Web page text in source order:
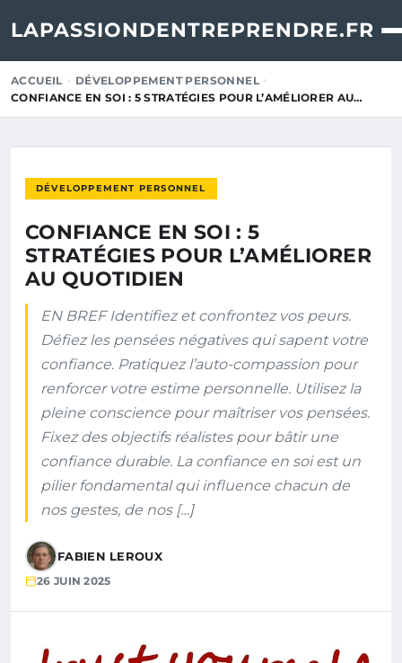
LAPASSIONDENTREPRENDRE.FR
ACCUEIL
DÉVELOPPEMENT PERSONNEL
CONFIANCE EN SOI : 5 STRATÉGIES POUR L’AMÉLIORER AU…
DÉVELOPPEMENT PERSONNEL
CONFIANCE EN SOI : 5
STRATÉGIES POUR L’AMÉLIORER
AU QUOTIDIEN
EN BREF Identifiez et confrontez vos peurs.
Défiez les pensées négatives qui sapent votre
confiance. Pratiquez l’auto-compassion pour
renforcer votre estime personnelle. Utilisez la
pleine conscience pour maîtriser vos pensées.
Fixez des objectifs réalistes pour bâtir une
confiance durable. La confiance en soi est un
pilier fondamental qui influence chacun de
nos gestes, de nos […]
FABIEN LEROUX
26 JUIN 2025